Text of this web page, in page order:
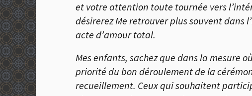
et votre attention toute tournée vers
désirerez Me retrouver plus souvent dans
acte d’amour total.
Mes enfants, sachez que dans la mesure
priorité du bon déroulement de la
recueillement. Ceux qui souhaitent